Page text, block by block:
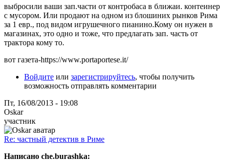
выбросили ваши зап.части от контробаса в ближаи. контеинер
с мусором. Или продают на одном из блошиних рынков Рима
за 1 евр., под видом игрушечного пианино.Кому он нужен в
магазинах, это одно и тоже, что предлагать зап. часть от
трактора кому то.
вот газета-https://www.portaportese.it/
Войдите или зарегистрируйтесь, чтобы получить
возможность отправлять комментарии
Пт, 16/08/2013 - 19:08
Oskar
участник
Re: частный детектив в Риме
Написано che.burashka: